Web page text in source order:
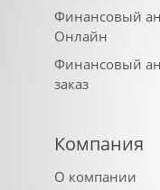
Финансовый
Онлайн
Финансовый
заказ
Компания
О компании